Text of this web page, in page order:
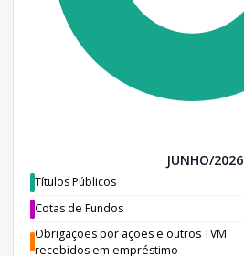
JUNHO/2026
Títulos Públicos
Cotas de Fundos
Obrigações por ações e outros TVM
recebidos em empréstimo